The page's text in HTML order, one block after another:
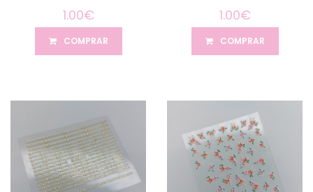
1.00€
COMPRAR
1.00€
COMPRAR